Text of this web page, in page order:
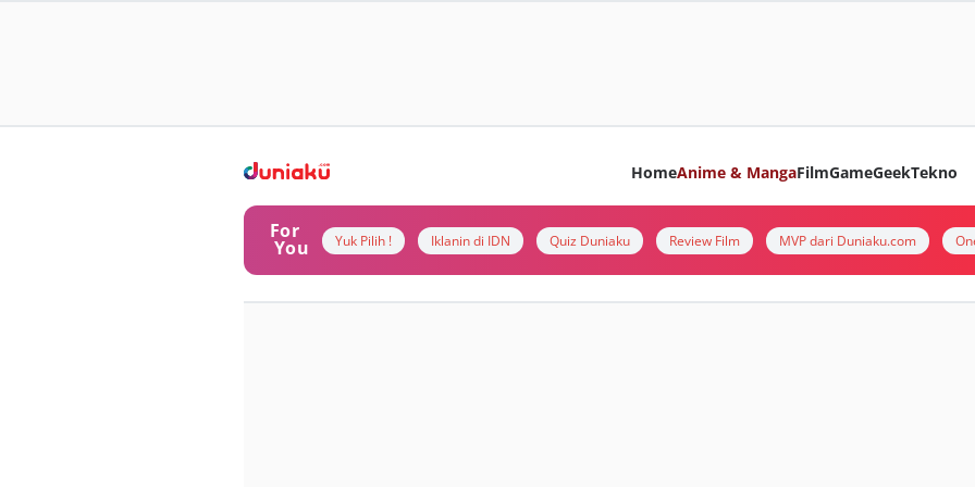
HomeAnime & MangaFilmGameGeekTekno
For
You Yuk Pilih ! Iklanin di IDN Quiz Duniaku Review Film MVP dari Duniaku.com